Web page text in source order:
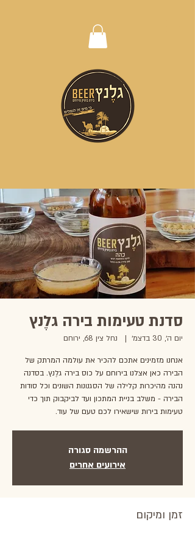
סדנת טעימות בירה גלֶנץ
יום ה׳, 30 בדצמ׳
  |
נחל צין 68, ירוחם
אנחנו מזמינים אתכם להכיר את עולמה המרתק של
הבירה כאן אצלנו בירוחם על כוס בירה גלֶנץ. בסדנה
נהנה מהיכרות קלילה של הסגנונות השונים וכל סודות
הבירה - משלב בניית המתכון ועד לביקבוק תוך כדי
טעימות בירות שישאירו לכם טעם של עוד.
ההרשמה סגורה
אירועים אחרים
זמן ומיקום